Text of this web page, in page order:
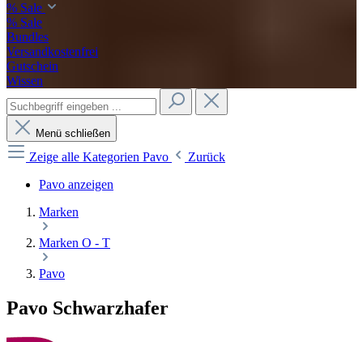
% Sale
% Sale
Bundles
Versandkostenfrei
Gutschein
Wissen
Menü schließen
Zeige alle Kategorien Pavo
Zurück
Pavo anzeigen
Marken
Marken O - T
Pavo
Pavo Schwarzhafer